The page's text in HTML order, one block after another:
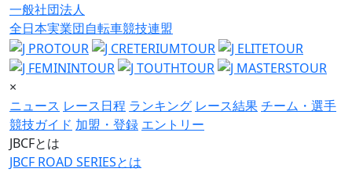
一般社団法人
全日本実業団自転車競技連盟
×
ニュース レース日程 ランキング レース結果チーム・選手
競技ガイド 加盟・登録 エントリー
JBCFとは
JBCF ROAD SERIESとは